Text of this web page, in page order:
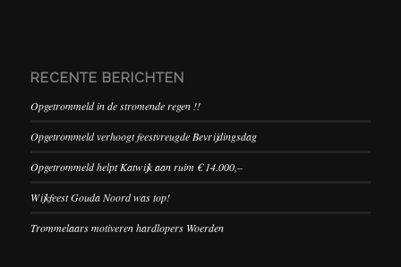
RECENTE BERICHTEN
Opgetrommeld in de stromende regen !!
Opgetrommeld verhoogt feestvreugde Bevrijdingsdag
Opgetrommeld helpt Katwijk aan ruim € 14.000,–
Wijkfeest Gouda Noord was top!
Trommelaars motiveren hardlopers Woerden